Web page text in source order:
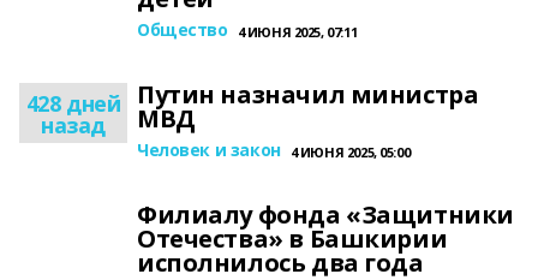
Общество 4 ИЮНЯ 2025, 07:11
428 дней
назад
Путин назначил министра
МВД
Человек и закон 4 ИЮНЯ 2025, 05:00
Филиалу фонда «Защитники
Отечества» в Башкирии
исполнилось два года